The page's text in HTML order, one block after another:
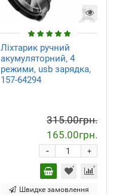
Ліхтарик ручний
акумуляторний, 4
режими, usb зарядка,
157-64294
315.00грн.
165.00грн.
+
-
Швидке замовлення